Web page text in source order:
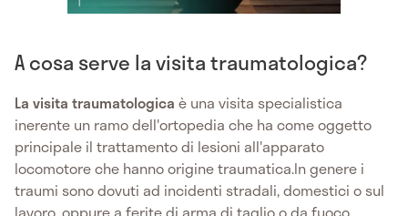
A cosa serve la visita traumatologica?
La visita traumatologica è una visita specialistica
inerente un ramo dell'ortopedia che ha come oggetto
principale il trattamento di lesioni all'apparato
locomotore che hanno origine traumatica.In genere i
traumi sono dovuti ad incidenti stradali, domestici o sul